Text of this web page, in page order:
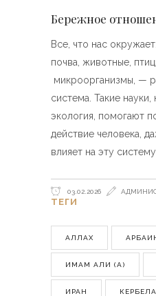
Бережное
Все, что нас
почва, животные,
микроорганизмы, —
система. Такие науки,
экология, помогают
действие человека,
влияет на эту систему
03.02.2026
ТЕГИ
АЛЛАХ
ИМАМ АЛИ (А)
ИРАН КЕРБЕЛА